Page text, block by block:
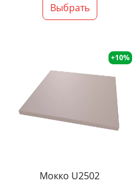
Выбрать
+10%
Мокко U2502